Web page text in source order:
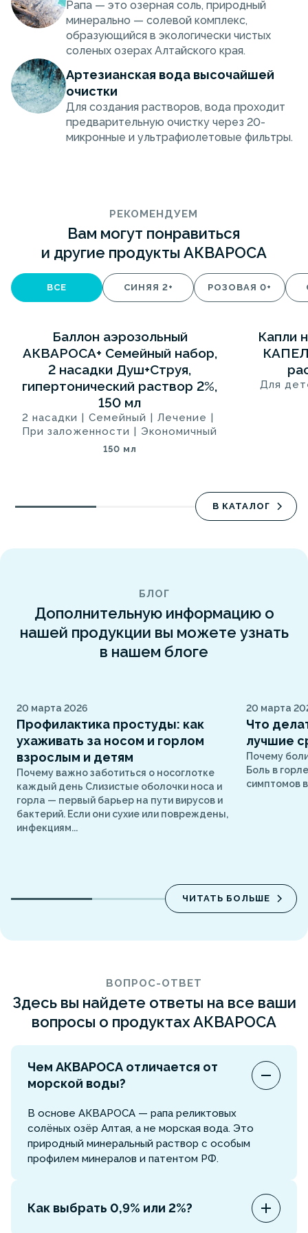
Рапа — это озерная соль, природный
минерально — солевой комплекс,
образующийся в экологически чистых
соленых озерах Алтайского края.
Артезианская вода высочайшей
очистки
Для создания растворов, вода проходит
предварительную очистку через 20-
микронные и ультрафиолетовые фильтры.
РЕКОМЕНДУЕМ
Вам могут понравиться
и другие продукты АКВАРОСА
ВСЕ СИНЯЯ 2+ РОЗОВАЯ 0+
СИНЯЯ 2+
Баллон аэрозольный
АКВАРОСА+ Семейный набор,
2 насадки Душ+Струя,
гипертонический раствор 2%,
150 мл
2 насадки Семейный Лечение
При заложенности
Экономичный
150 мл
5
Капли
Для
В КАТАЛОГ
БЛОГ
Дополнительную информацию о
нашей продукции вы можете узнать
в нашем блоге
20 марта 2026
Профилактика простуды: как
ухаживать за носом и горлом
взрослым и детям
Почему важно заботиться о носоглотке
каждый день Слизистые оболочки носа и
горла — первый барьер на пути вирусов и
бактерий. Если они сухие или повреждены,
инфекциям...
20 марта
Что
лучшие
Почему
Боль в
симптомов
ЧИТАТЬ БОЛЬШЕ
ВОПРОС-ОТВЕТ
Здесь вы найдете ответы на все ваши
вопросы о продуктах АКВАРОСА
Чем АКВАРОСА отличается от
морской воды?
В основе АКВАРОСА — рапа реликтовых
солёных озёр Алтая, а не морская вода. Это
природный минеральный раствор с особым
профилем минералов и патентом РФ.
Как выбрать 0,9% или 2%?